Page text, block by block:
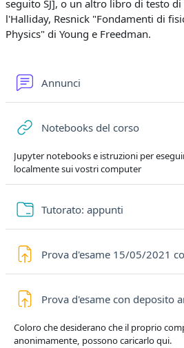
seguito SJ], o un altro libro di testo
l'Halliday, Resnick "Fondamenti di
Physics" di Young e Freedman.
Annunci
Notebooks del corsoURL
Jupyter notebooks e istruzioni per
localmente sui vostri computer
Tutorato: appunti
Prova d'esame 15/05/2021
Prova d'esame con deposito
Coloro che desiderano che il proprio
anonimamente, possono caricarlo qui.